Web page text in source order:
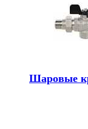
Шаровые